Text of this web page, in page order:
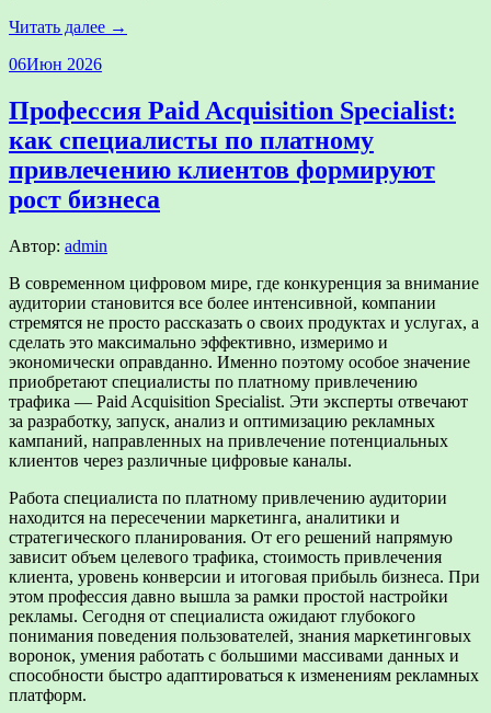
Читать далее →
06Июн 2026
Профессия Paid Acquisition Specialist:
как специалисты по платному
привлечению клиентов формируют
рост бизнеса
Автор: admin
В современном цифровом мире, где конкуренция за внимание
аудитории становится все более интенсивной, компании
стремятся не просто рассказать о своих продуктах и услугах, а
сделать это максимально эффективно, измеримо и
экономически оправданно. Именно поэтому особое значение
приобретают специалисты по платному привлечению
трафика — Paid Acquisition Specialist. Эти эксперты отвечают
за разработку, запуск, анализ и оптимизацию рекламных
кампаний, направленных на привлечение потенциальных
клиентов через различные цифровые каналы.
Работа специалиста по платному привлечению аудитории
находится на пересечении маркетинга, аналитики и
стратегического планирования. От его решений напрямую
зависит объем целевого трафика, стоимость привлечения
клиента, уровень конверсии и итоговая прибыль бизнеса. При
этом профессия давно вышла за рамки простой настройки
рекламы. Сегодня от специалиста ожидают глубокого
понимания поведения пользователей, знания маркетинговых
воронок, умения работать с большими массивами данных и
способности быстро адаптироваться к изменениям рекламных
платформ.